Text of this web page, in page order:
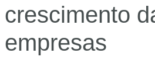
crescimento
empresas